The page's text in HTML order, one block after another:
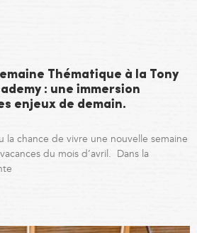
Thématique à la Tony
: une immersion
enjeux de demain.
la chance de vivre une nouvelle semaine
du mois d’avril. Dans la